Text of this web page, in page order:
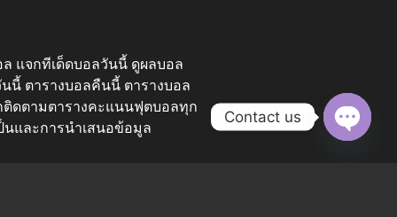
แจกทีเด็ดบอลวันนี้ ดูผลบอล
นี้ ตารางบอลคืนนี้ ตารางบอล
ติดตามตารางคะแนนฟุตบอลทุก
นและการนำเสนอข้อมูล
Contact us